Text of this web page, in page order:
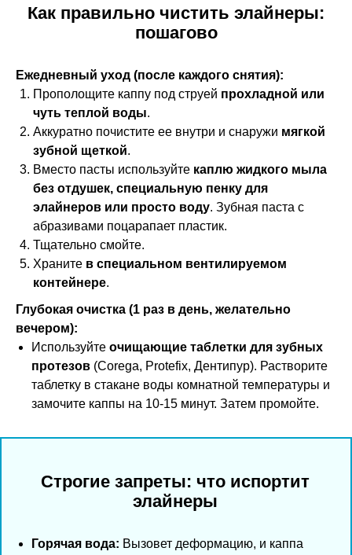
Как правильно чистить элайнеры:
пошагово
Ежедневный уход (после каждого снятия):
Прополощите каппу под струей прохладной или
чуть теплой воды.
Аккуратно почистите ее внутри и снаружи мягкой
зубной щеткой.
Вместо пасты используйте каплю жидкого мыла
без отдушек, специальную пенку для
элайнеров или просто воду. Зубная паста с
абразивами поцарапает пластик.
Тщательно смойте.
Храните в специальном вентилируемом
контейнере.
Глубокая очистка (1 раз в день, желательно
вечером):
Используйте очищающие таблетки для зубных
протезов (Corega, Protefix, Дентипур). Растворите
таблетку в стакане воды комнатной температуры и
замочите каппы на 10-15 минут. Затем промойте.
Строгие запреты: что испортит
элайнеры
Горячая вода: Вызовет деформацию, и каппа